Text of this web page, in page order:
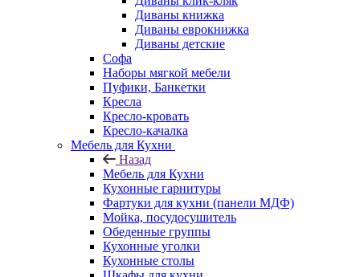
Диваны книжка
Диваны еврокнижка
Диваны детские
Софа
Наборы мягкой мебели
Пуфики, Банкетки
Кресла
Кресло-кровать
Кресло-качалка
Мебель для Кухни
Назад
Мебель для Кухни
Кухонные гарнитуры
Фартуки для кухни (панели МДФ)
Мойка, посудосушитель
Обеденные группы
Кухонные уголки
Кухонные столы